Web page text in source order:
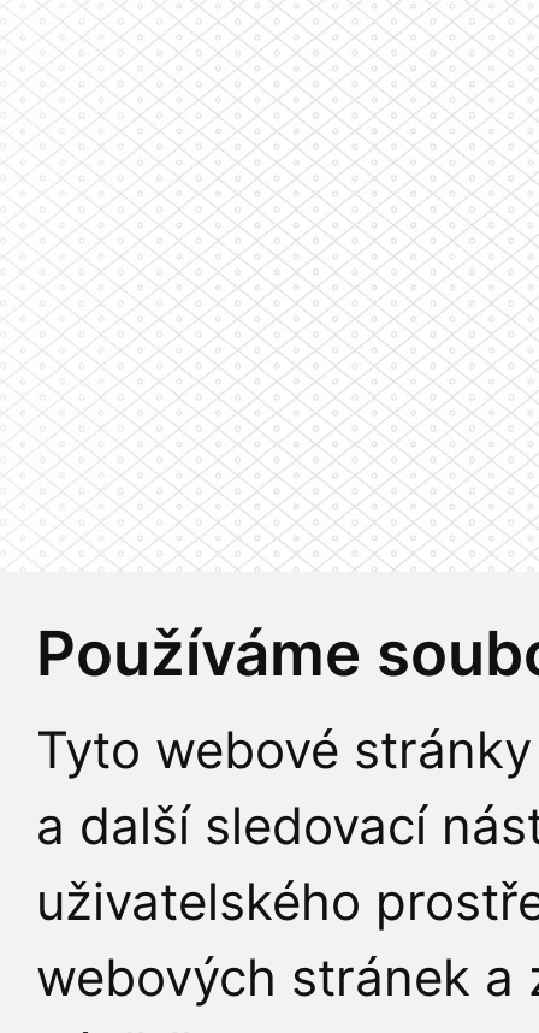
Používáme
Tyto webové
a další sledovací
uživatelského
webových stránek a